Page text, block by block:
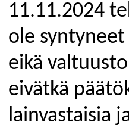
11.11.2024
ole syntyneet
eikä
eivätkä
lainvastaisia